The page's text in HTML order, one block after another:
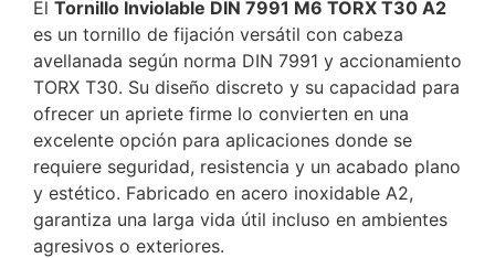
El Tornillo Inviolable DIN 7991 M6 TORX T30 A2
es un tornillo de fijación versátil con cabeza
avellanada según norma DIN 7991 y accionamiento
TORX T30. Su diseño discreto y su capacidad para
ofrecer un apriete firme lo convierten en una
excelente opción para aplicaciones donde se
requiere seguridad, resistencia y un acabado plano
y estético. Fabricado en acero inoxidable A2,
garantiza una larga vida útil incluso en ambientes
agresivos o exteriores.